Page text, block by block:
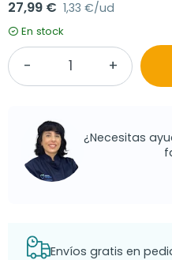
27,99 € 1,33 €/ud
En stock
¿Necesitas
Envíos gratis en